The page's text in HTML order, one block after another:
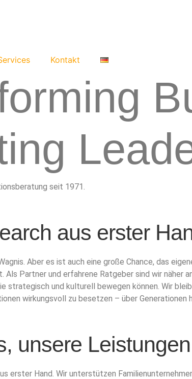
Kontakt
seit 1971.
aus erster
Aber es ist auch eine große Chance, das
Partner und erfahrene Ratgeber sind wir näher
strategisch und kulturell bewegen können. Wir
wirkungsvoll zu besetzen – über Generationen
unsere Leistungen
erster Hand. Wir unterstützen